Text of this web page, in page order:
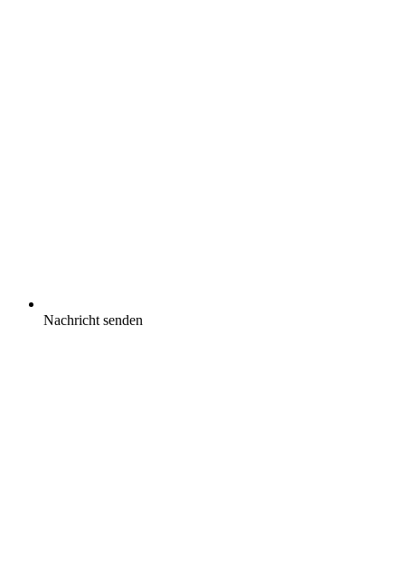
Nachricht senden